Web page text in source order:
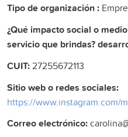
Tipo de organización :
¿Qué impacto social o
servicio que brindas?
CUIT:27255672113
Sitio web o redes sociales:
https://www.instagram.com/
Correo electrónico: